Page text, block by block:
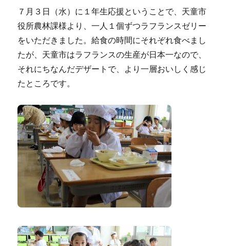
７月３日（水）に１年生応援ということで、天童市
役所農林課様より、一人１個ずつラフランスゼリー
をいただきました。給食の時間にそれぞれ食べまし
たが、天童市はラフランスの生産が日本一なので、
それにちなんだデザートで、より一層おいしく感じ
たところです。